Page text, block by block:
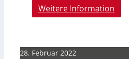
Weitere Information
28. Februar 2022